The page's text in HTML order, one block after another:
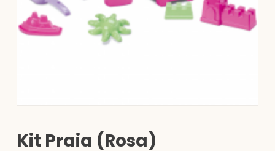
Kit Praia (Rosa)